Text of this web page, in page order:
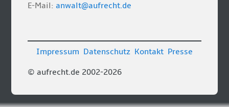
E-Mail:anwalt@aufrecht.de
© aufrecht.de 2002-2026
Impressum Datenschutz Kontakt Presse